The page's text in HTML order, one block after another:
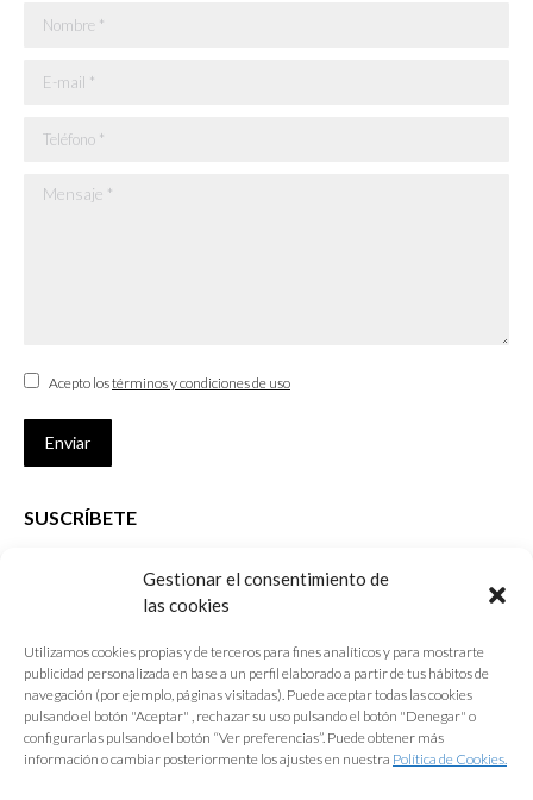
Gestionar el consentimiento de
las cookies
Utilizamos cookies propias y de terceros para fines analíticos y para mostrarte
publicidad personalizada en base a un perfil elaborado a partir de tus hábitos de
navegación (por ejemplo, páginas visitadas). Puede aceptar todas las cookies
pulsando el botón "Aceptar" , rechazar su uso pulsando el botón "Denegar" o
configurarlas pulsando el botón “Ver preferencias”. Puede obtener más
información o cambiar posteriormente los ajustes en nuestra Política de Cookies.
Nombre *
E-mail *
Teléfono *
Mensaje *
Acepto lostérminos y condiciones de uso
Enviar
SUSCRÍBETE
que desarrolla el Colegio de Arquitectos de Cádiz
E-mail *
Acepto lostérminos y condiciones de uso